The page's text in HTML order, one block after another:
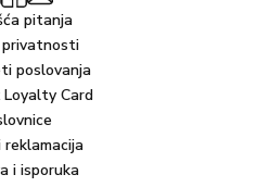
pitanja
privatnosti
poslovanja
Card
i isporuka